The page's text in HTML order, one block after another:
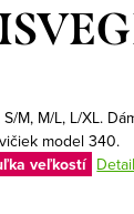
S/M, M/L, L/XL.
model 340.
veľkostí